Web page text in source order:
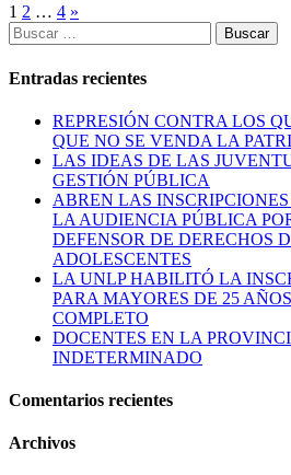
Paginación
de
entradas
1 2 … 4 »
Buscar:
Entradas recientes
REPRESIÓN CONTRA LOS
QUE NO SE VENDA LA
LAS IDEAS DE LAS
GESTIÓN PÚBLICA
ABREN LAS
LA AUDIENCIA PÚBLICA
DEFENSOR DE DERECHOS
ADOLESCENTES
LA UNLP HABILITÓ LA
PARA MAYORES DE 25
COMPLETO
DOCENTES EN LA
INDETERMINADO
Comentarios recientes
Archivos